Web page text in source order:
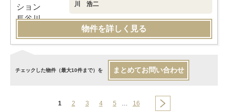
川 浩二
物件を詳しく見る
チェックした物件（最大10件まで）を まとめてお問い合わせ
1 2 3 4 5 … 16